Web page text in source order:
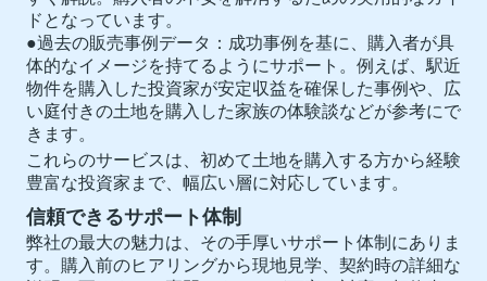
ドとなっています。
●過去の販売事例データ：成功事例を基に、購入者が具
体的なイメージを持てるようにサポート。例えば、駅近
物件を購入した投資家が安定収益を確保した事例や、広
い庭付きの土地を購入した家族の体験談などが参考にで
きます。
これらのサービスは、初めて土地を購入する方から経験
豊富な投資家まで、幅広い層に対応しています。
信頼できるサポート体制
弊社の最大の魅力は、その手厚いサポート体制にありま
す。購入前のヒアリングから現地見学、契約時の詳細な